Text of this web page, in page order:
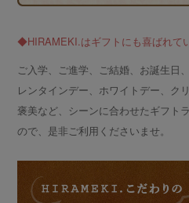
◆HIRAMEKI.はギフトにも喜ばれて
ご入学、ご進学、ご結婚、お誕生日
レンタインデー、ホワイトデー、ク
褒美など、シーンに合わせたギフト
ので、是非ご利用くださいませ。